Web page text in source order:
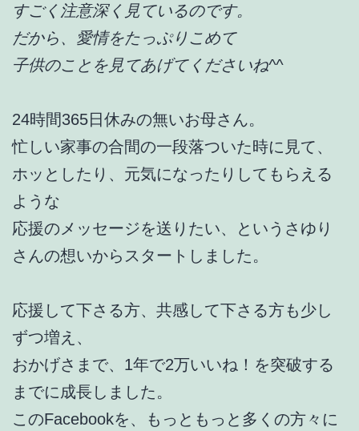
すごく注意深く見ているのです。
だから、愛情をたっぷりこめて
子供のことを見てあげてくださいね^^
24時間365日休みの無いお母さん。
忙しい家事の合間の一段落ついた時に見て、
ホッとしたり、元気になったりしてもらえる
ような
応援のメッセージを送りたい、というさゆり
さんの想いからスタートしました。
応援して下さる方、共感して下さる方も少し
ずつ増え、
おかげさまで、1年で2万いいね！を突破する
までに成長しました。
このFacebookを、もっともっと多くの方々に